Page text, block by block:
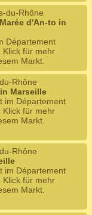
du-Rhône
d'An-to in
Département
Klick für mehr
Markt.
Rhône
Marseille
im Département
Klick für mehr
Markt.
Rhône
im Département
Klick für mehr
Markt.